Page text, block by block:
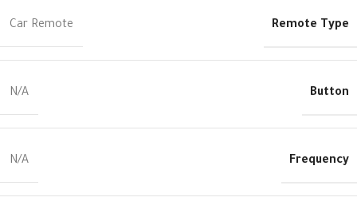
Remote Type
Car Remote
Button
N/A
Frequency
N/A